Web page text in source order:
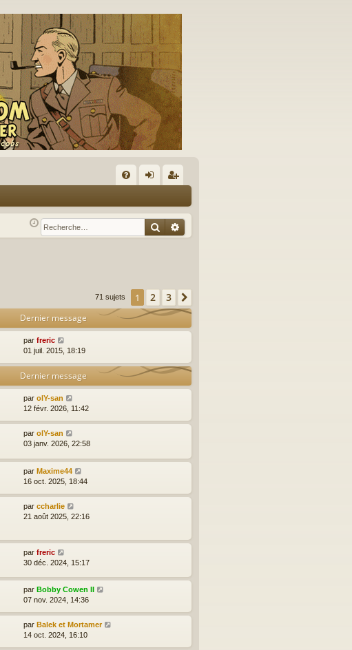
Q ne
xi
nr
eg
Rechercher
Recherche avancée
71 sujets 1 2 3
Dernier message
par freric
01 juil. 2015, 18:19
Dernier message
par olY-san
12 févr. 2026, 11:42
par olY-san
03 janv. 2026, 22:58
par Maxime44
16 oct. 2025, 18:44
par ccharlie
21 août 2025, 22:16
par freric
30 déc. 2024, 15:17
par Bobby Cowen II
07 nov. 2024, 14:36
par Balek et Mortamer
14 oct. 2024, 16:10